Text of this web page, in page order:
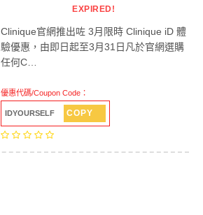
EXPIRED!
Clinique官網推出咗 3月限時 Clinique iD 體
驗優惠，由即日起至3月31日凡於官網選購
任何C…
優惠代碼/Coupon Code：
IDYOURSELF COPY